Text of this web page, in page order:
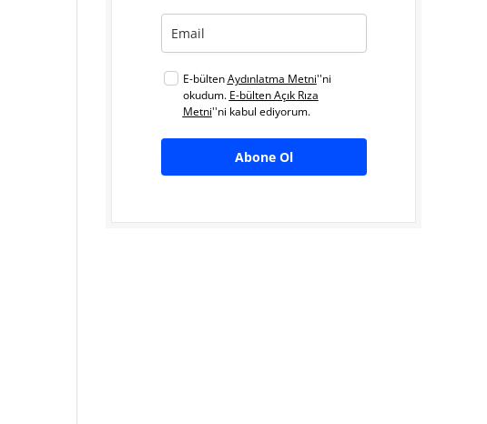
E-bültenAydınlatma Metni''ni
okudum. E-bülten Açık Rıza
Metni''ni kabul ediyorum.
Abone Ol